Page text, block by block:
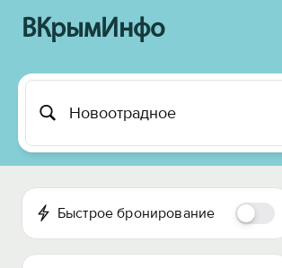
ВКрымИнфо
Быстрое бронирование